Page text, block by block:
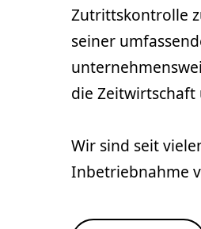
Zutrittskontrolle
seiner
die
Wir sind seit
Inbetriebnahme